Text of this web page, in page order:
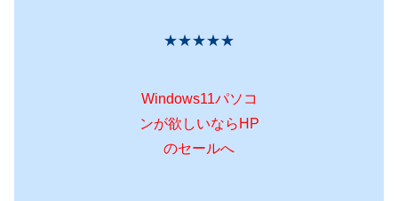
★★★★★
Windows11パソコ
ンが欲しいならHP
のセールへ